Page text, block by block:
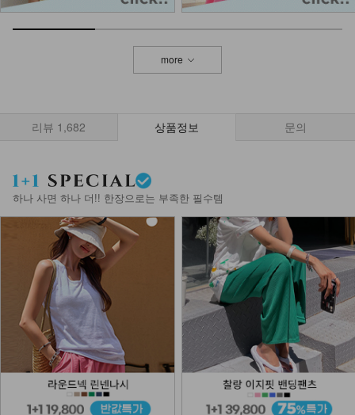
more
리뷰 1,682 상품정보 문의
하나 사면 하나 더!! 한장으로는 부족한 필수템